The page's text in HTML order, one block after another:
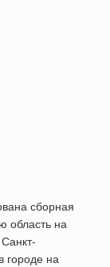
сборная
область на
городе на